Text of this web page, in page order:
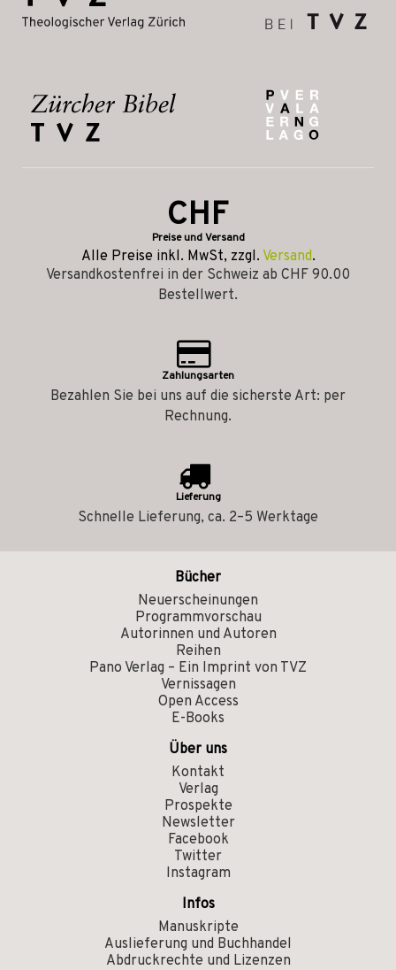
CHF
Preise und Versand
Alle Preise inkl. MwSt, zzgl. Versand.
Versandkostenfrei in der Schweiz ab CHF 90.00
Bestellwert.
Zahlungsarten
Bezahlen Sie bei uns auf die sicherste Art: per
Rechnung.
Lieferung
Schnelle Lieferung, ca. 2–5 Werktage
Bücher
Neuerscheinungen
Programmvorschau
Autorinnen und Autoren
Reihen
Pano Verlag – Ein Imprint von TVZ
Vernissagen
Open Access
E-Books
Über uns
Kontakt
Verlag
Prospekte
Newsletter
Facebook
Twitter
Instagram
Infos
Manuskripte
Auslieferung und Buchhandel
Abdruckrechte und Lizenzen